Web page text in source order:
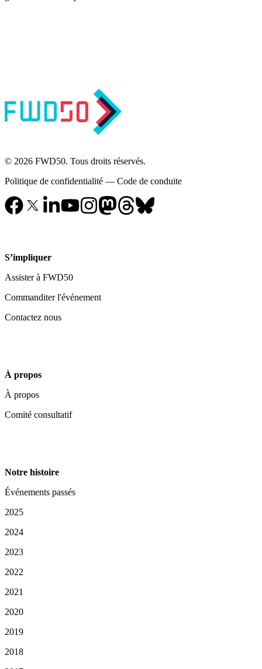
© 2026 FWD50. Tous droits réservés.
Politique de confidentialité — Code de conduite
S’impliquer
Assister à FWD50
Commanditer l'événement
Contactez nous
À propos
À propos
Comité consultatif
Notre histoire
Événements passés
2025
2024
2023
2022
2021
2020
2019
2018